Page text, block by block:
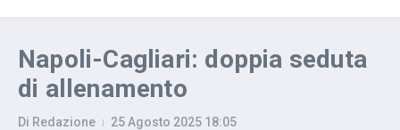
Napoli-Cagliari: doppia seduta
di allenamento
Di Redazione 25 Agosto 2025 18:05